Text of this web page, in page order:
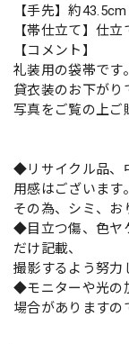
【手先】約43.5cm
【帯仕立て】仕立
【コメント】
礼装用の袋帯です。
貸衣装のお下がり
写真をご覧の上ご
◆リサイクル品、
用感はございます。
その為、シミ、お
◆目立つ傷、色ヤ
だけ記載、
撮影するよう努力
◆モニターや光の
場合がありますの